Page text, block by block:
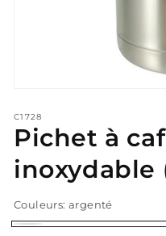
média
1
dans
fenêtre
modale
C1728
Pichet à
inoxydable
Couleurs: argenté